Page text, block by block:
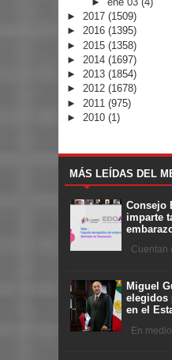
► 2017 (1509)
► 2016 (1395)
► 2015 (1358)
► 2014 (1697)
► 2013 (1854)
► 2012 (1678)
► 2011 (975)
► 2010 (1)
MÁS LEÍDAS DEL
Consejo
imparte
Cuentan
Miguel
elegidos
en el
En